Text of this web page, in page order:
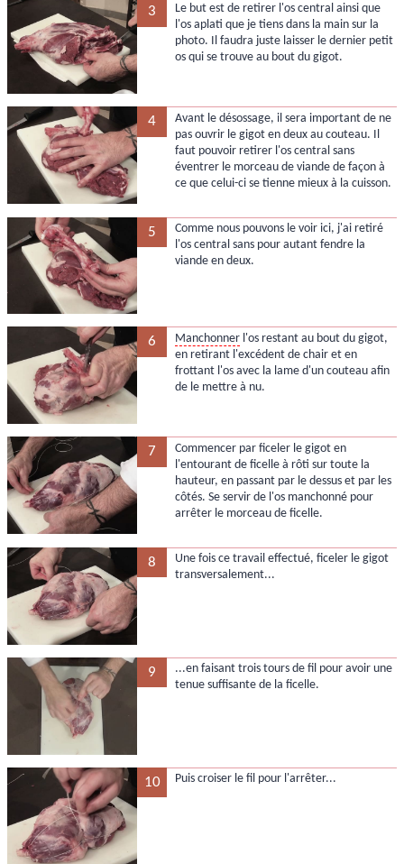
3
Le but est de retirer l'os central ainsi que
l'os aplati que je tiens dans la main sur la
photo. Il faudra juste laisser le dernier petit
os qui se trouve au bout du gigot.
4
Avant le désossage, il sera important de ne
pas ouvrir le gigot en deux au couteau. Il
faut pouvoir retirer l'os central sans
éventrer le morceau de viande de façon à
ce que celui-ci se tienne mieux à la cuisson.
5
Comme nous pouvons le voir ici, j'ai retiré
l'os central sans pour autant fendre la
viande en deux.
6 Manchonnerl'os restant au bout du gigot,
en retirant l'excédent de chair et en
frottant l'os avec la lame d'un couteau afin
de le mettre à nu.
7
Commencer par ficeler le gigot en
l'entourant de ficelle à rôti sur toute la
hauteur, en passant par le dessus et par les
côtés. Se servir de l'os manchonné pour
arrêter le morceau de ficelle.
8
Une fois ce travail effectué, ficeler le gigot
transversalement...
9
...en faisant trois tours de fil pour avoir une
tenue suffisante de la ficelle.
10 Puis croiser le fil pour l'arrêter...